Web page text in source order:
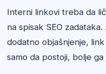
Interni linkovi treba da
na spisak SEO
dodatno objašnjenje,
samo da postoji, bolje ga